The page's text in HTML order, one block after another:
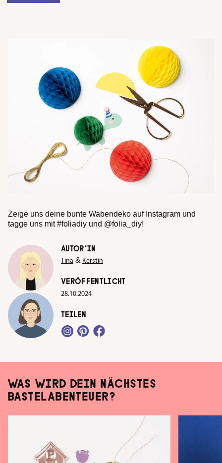
AUTOR*IN
Tina & Kerstin
VERÖFFENTLICHT
28.10.2024
TEILEN
Zeige uns deine bunte Wabendeko auf Instagram und
tagge uns mit #foliadiy und @folia_diy!
WAS WIRD DEIN NÄCHSTES
BASTELABENTEUER?